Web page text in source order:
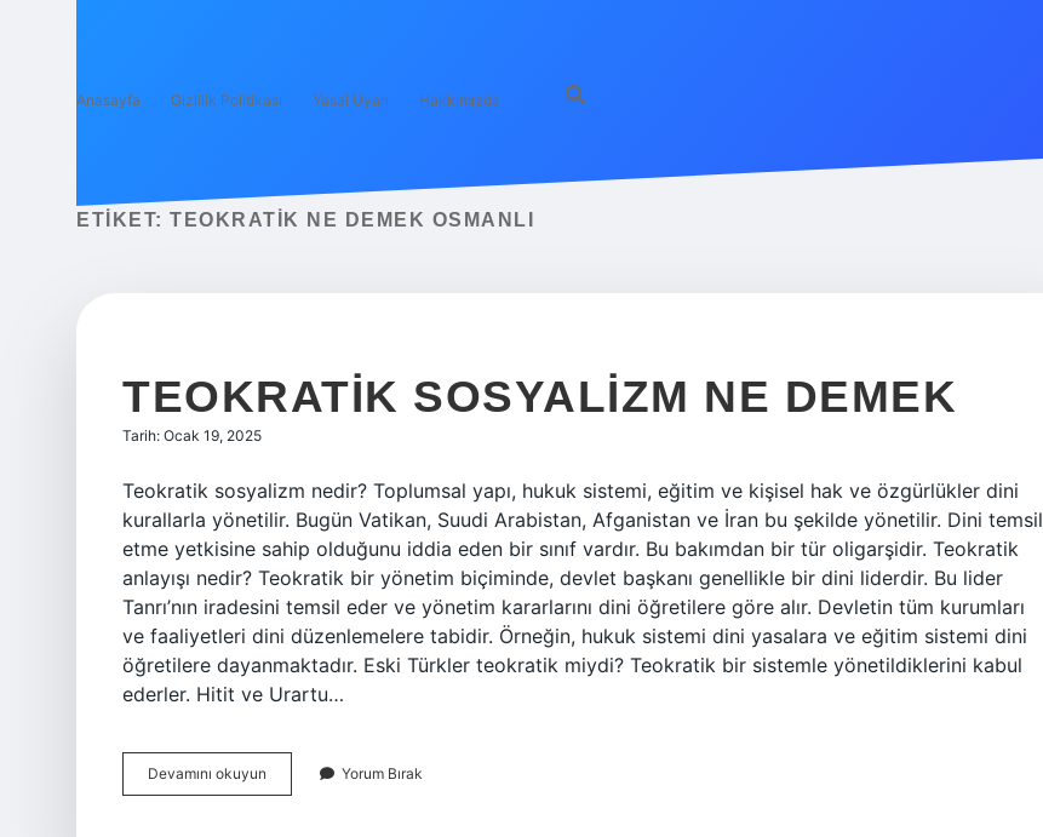
Anasayfa Gizlilik Politikası Yasal Uyarı Hakkımızda
ETIKET: TEOKRATIK NE DEMEK OSMANLI
TEOKRATIK SOSYALIZM NE DEMEK
Tarih: Ocak 19, 2025
Teokratik sosyalizm nedir? Toplumsal yapı, hukuk sistemi, eğitim ve kişisel hak ve özgürlükler dini
kurallarla yönetilir. Bugün Vatikan, Suudi Arabistan, Afganistan ve İran bu şekilde yönetilir. Dini temsil
etme yetkisine sahip olduğunu iddia eden bir sınıf vardır. Bu bakımdan bir tür oligarşidir. Teokratik
anlayışı nedir? Teokratik bir yönetim biçiminde, devlet başkanı genellikle bir dini liderdir. Bu lider
Tanrı’nın iradesini temsil eder ve yönetim kararlarını dini öğretilere göre alır. Devletin tüm kurumları
ve faaliyetleri dini düzenlemelere tabidir. Örneğin, hukuk sistemi dini yasalara ve eğitim sistemi dini
öğretilere dayanmaktadır. Eski Türkler teokratik miydi? Teokratik bir sistemle yönetildiklerini kabul
ederler. Hitit ve Urartu…
Devamını okuyun Teokratik
Sosyalizm
Yorum Bırak